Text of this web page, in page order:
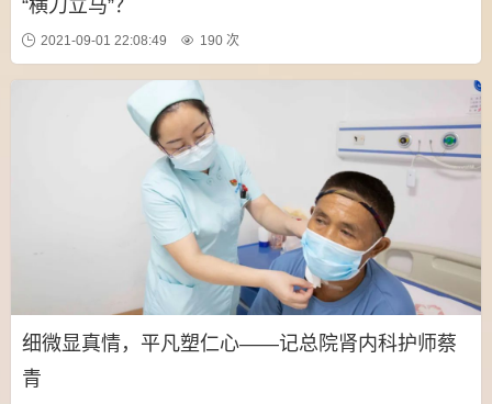
“横刀立马”？
2021-09-01 22:08:49 190 次
细微显真情，平凡塑仁心——记总院肾内科护师蔡
青